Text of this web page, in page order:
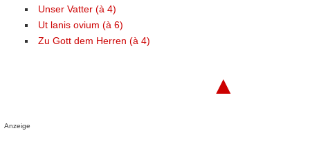
Unser Vatter (à 4)
Ut lanis ovium (à 6)
Zu Gott dem Herren (à 4)
▲
Anzeige